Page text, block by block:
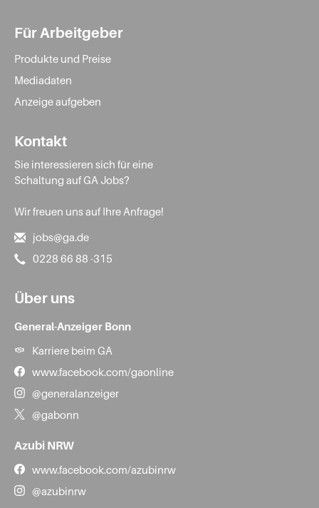
Für Arbeitgeber
Produkte und Preise
Mediadaten
Anzeige aufgeben
Kontakt
Sie interessieren sich für eine
Schaltung auf GA Jobs?
Wir freuen uns auf Ihre Anfrage!
jobs@ga.de
0228 66 88 -315
Über uns
General-Anzeiger Bonn
Karriere beim GA
www.facebook.com/gaonline
@generalanzeiger
@gabonn
Azubi NRW
www.facebook.com/azubinrw
@azubinrw